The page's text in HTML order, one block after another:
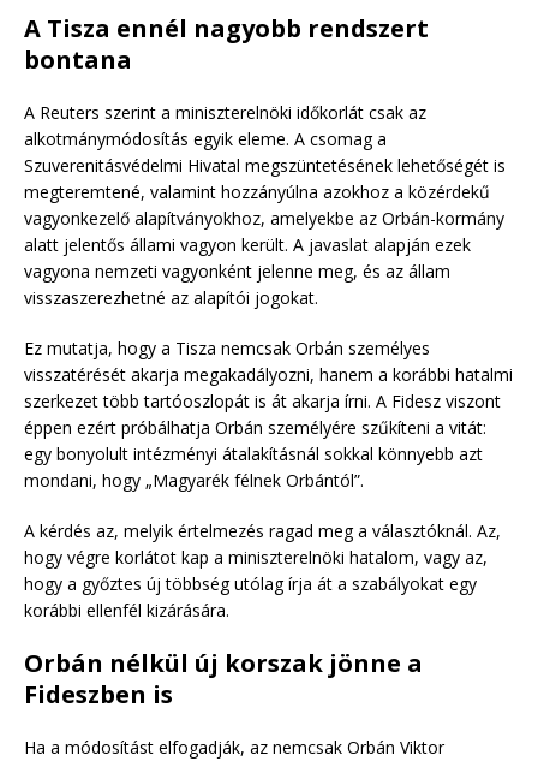
A Tisza ennél nagyobb rendszert
bontana
A Reuters szerint a miniszterelnöki időkorlát csak az
alkotmánymódosítás egyik eleme. A csomag a
Szuverenitásvédelmi Hivatal megszüntetésének lehetőségét is
megteremtené, valamint hozzányúlna azokhoz a közérdekű
vagyonkezelő alapítványokhoz, amelyekbe az Orbán-kormány
alatt jelentős állami vagyon került. A javaslat alapján ezek
vagyona nemzeti vagyonként jelenne meg, és az állam
visszaszerezhetné az alapítói jogokat.
Ez mutatja, hogy a Tisza nemcsak Orbán személyes
visszatérését akarja megakadályozni, hanem a korábbi hatalmi
szerkezet több tartóoszlopát is át akarja írni. A Fidesz viszont
éppen ezért próbálhatja Orbán személyére szűkíteni a vitát:
egy bonyolult intézményi átalakításnál sokkal könnyebb azt
mondani, hogy „Magyarék félnek Orbántól”.
A kérdés az, melyik értelmezés ragad meg a választóknál. Az,
hogy végre korlátot kap a miniszterelnöki hatalom, vagy az,
hogy a győztes új többség utólag írja át a szabályokat egy
korábbi ellenfél kizárására.
Orbán nélkül új korszak jönne a
Fideszben is
Ha a módosítást elfogadják, az nemcsak Orbán Viktor